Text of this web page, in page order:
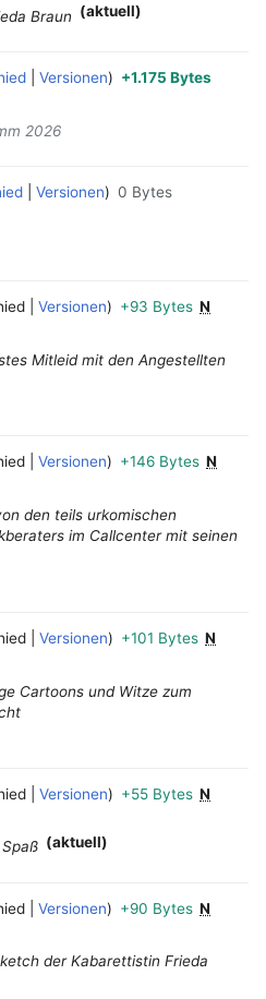
Braun (aktuell)
Versionen +1.175 Bytes
2026
Versionen 0 Bytes
Versionen +93 Bytes N
Mitleid mit den Angestellten
Versionen +146 Bytes N
den teils urkomischen
im Callcenter mit seinen
Versionen +101 Bytes N
Cartoons und Witze zum
Versionen +55 Bytes N
(aktuell)
Versionen +90 Bytes N
der Kabarettistin Frieda